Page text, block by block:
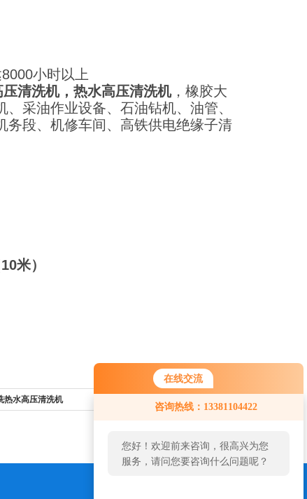
在线交流
咨询热线：13381104422
您好！欢迎前来咨询，很高兴为您
服务，请问您要咨询什么问题呢？
您好，看您停留很久了，是否找到
了需求产品，您可以直接在线与我
小时以上
压清洗机，热水高压清洗机，橡胶大
采油作业设备、石油钻机、油管、
务段、机修车间、高铁供电绝缘子清
）
热水高压清洗机 返回列表>>